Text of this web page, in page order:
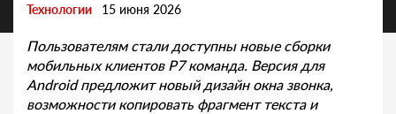
Технологии 15 июня 2026
Пользователям стали доступны новые сборки
мобильных клиентов Р7 команда. Версия для
Android предложит новый дизайн окна звонка,
возможности копировать фрагмент текста и